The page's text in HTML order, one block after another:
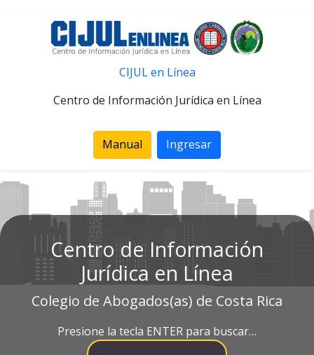
CIJUL en Línea
Centro de Información Jurídica en Línea
Manual Ingresar
Centro de Información
Jurídica en Línea
Colegio de Abogados(as) de Costa Rica
Presione la tecla ENTER para buscar…